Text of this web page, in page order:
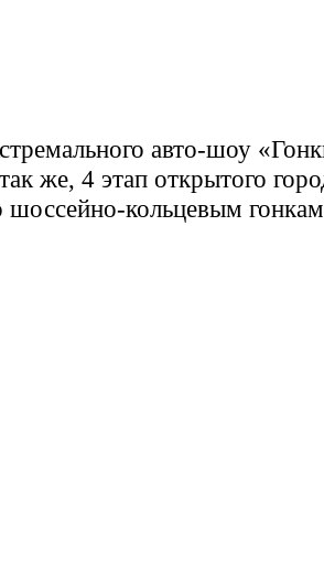
авто-шоу
же, 4 этап открытого
кольцевым